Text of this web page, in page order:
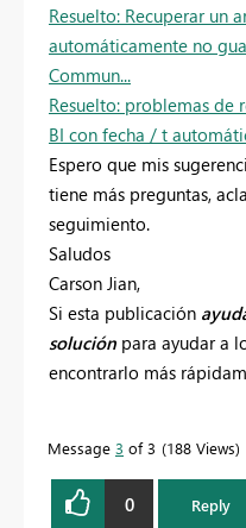
Resuelto: Recuperar un
automáticamente no
Commun...
Resuelto: problemas
BI con fecha / t
Espero que mis
tiene más preguntas,
seguimiento.
Saludos
Carson Jian,
Si esta publicación
solución para ayudar a
encontrarlo más
Message 3 of 3 188 Views
0 Reply